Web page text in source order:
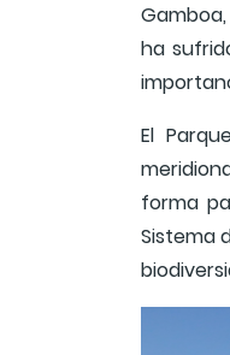
ha
El
forma
Sistema